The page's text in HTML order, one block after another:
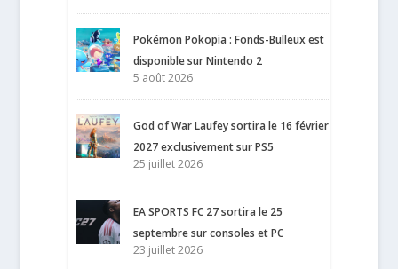
Pokémon Pokopia : Fonds-Bulleux est
disponible sur Nintendo 2
5 août 2026
God of War Laufey sortira le 16 février
2027 exclusivement sur PS5
25 juillet 2026
EA SPORTS FC 27 sortira le 25
septembre sur consoles et PC
23 juillet 2026